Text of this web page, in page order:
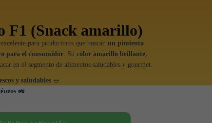
F1 (Snack amarillo)
para productores que buscan un pimiento
para el consumidor. Su color amarillo brillante,
en el segmento de alimentos saludables y gourmet.
y saludables 🥗
🚜